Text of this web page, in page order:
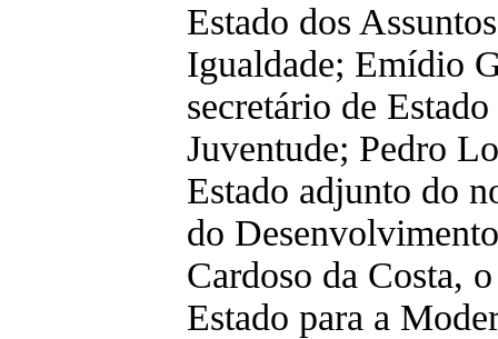
Estado dos
Igualdade; Emídio
secretário de
Juventude; Pedro
Estado adjunto do
do
Cardoso da Costa,
Estado para a